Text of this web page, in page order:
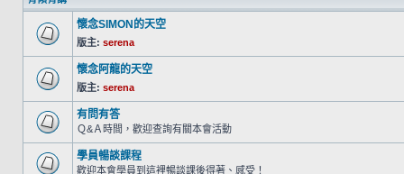
懷念SIMON的天空
版主: serena
懷念阿龍的天空
版主: serena
有問有答
Ｑ&Ａ時間，歡迎查詢有關本會活動
學員暢談課程
歡迎本會學員到這裡暢談課後得著、感受！